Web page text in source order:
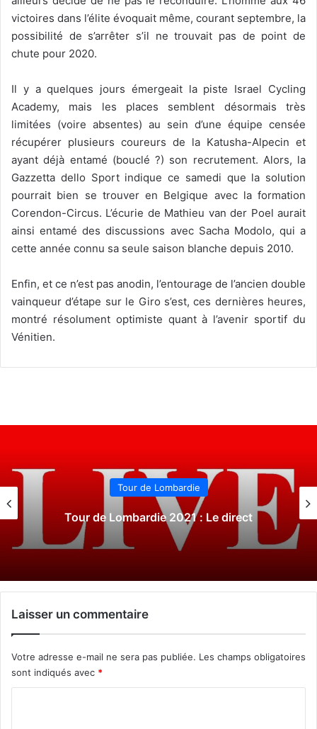
victoires dans l’élite évoquait même, courant septembre, la
possibilité de s’arrêter s’il ne trouvait pas de point de
chute pour 2020.
Il y a quelques jours émergeait la piste Israel Cycling
Academy, mais les places semblent désormais très
limitées (voire absentes) au sein d’une équipe censée
récupérer plusieurs coureurs de la Katusha-Alpecin et
ayant déjà entamé (bouclé ?) son recrutement. Alors, la
Gazzetta dello Sport indique ce samedi que la solution
pourrait bien se trouver en Belgique avec la formation
Corendon-Circus. L’écurie de Mathieu van der Poel aurait
ainsi entamé des discussions avec Sacha Modolo, qui a
cette année connu sa seule saison blanche depuis 2010.
Enfin, et ce n’est pas anodin, l’entourage de l’ancien double
vainqueur d’étape sur le Giro s’est, ces dernières heures,
montré résolument optimiste quant à l’avenir sportif du
Vénitien.
Tour de Lombardie
Tour de Lombardie 2021 : Le direct
Laisser un commentaire
Votre adresse e-mail ne sera pas publiée. Les champs obligatoires
sont indiqués avec *